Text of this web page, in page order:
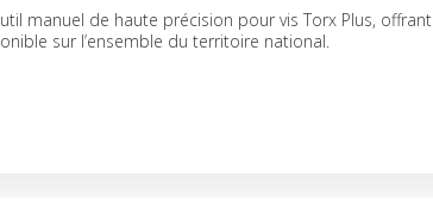
manuel de haute précision pour vis Torx Plus, offrant
sur l’ensemble du territoire national.